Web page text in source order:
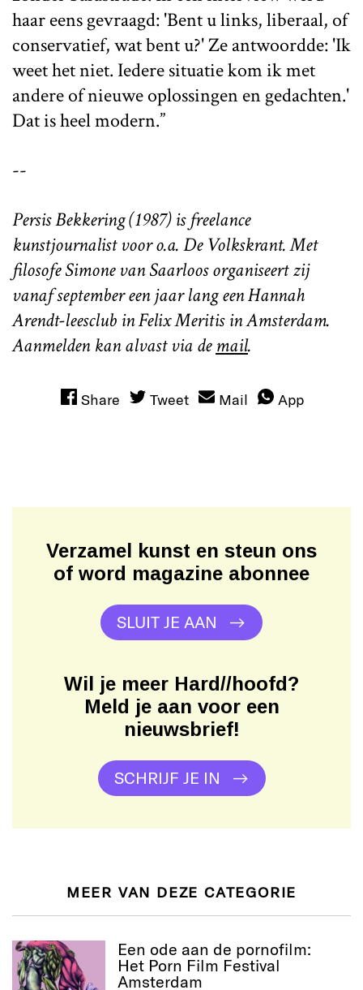
haar eens gevraagd: 'Bent u links, liberaal, of
conservatief, wat bent u?' Ze antwoordde: 'Ik
weet het niet. Iedere situatie kom ik met
andere of nieuwe oplossingen en gedachten.'
Dat is heel modern.”
--
Persis Bekkering (1987) is freelance
kunstjournalist voor o.a. De Volkskrant. Met
filosofe Simone van Saarloos organiseert zij
vanaf september een jaar lang een Hannah
Arendt-leesclub in Felix Meritis in Amsterdam.
Aanmelden kan alvast via demail.
Share Tweet Mail App
Verzamel kunst en steun ons
of word magazine abonnee
SLUIT JE AAN
Wil je meer Hard//hoofd?
Meld je aan voor een
nieuwsbrief!
SCHRIJF JE IN
MEER VAN DEZE CATEGORIE
Een ode aan de pornofilm:
Het Porn Film Festival
Amsterdam